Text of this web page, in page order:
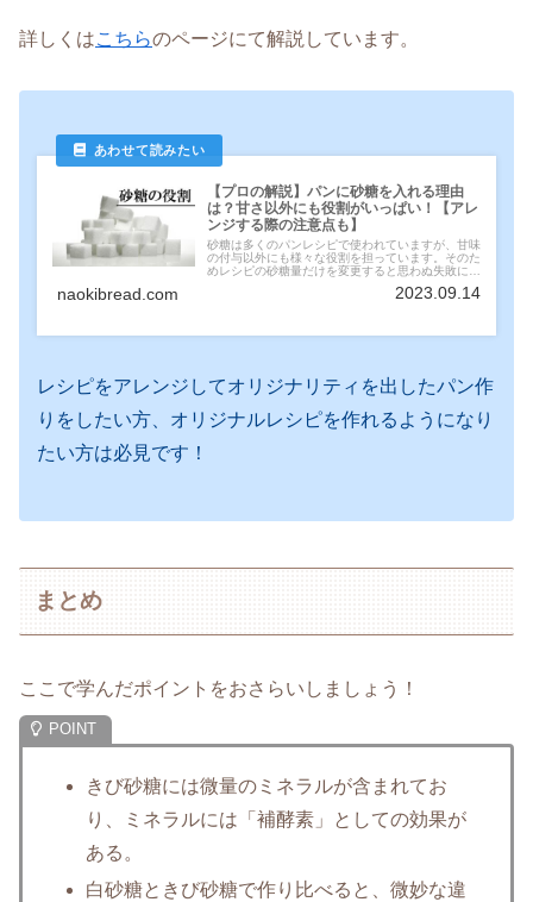
詳しくはこちらのページにて解説しています。
【プロの解説】パンに砂糖を入れる理由
は？甘さ以外にも役割がいっぱい！【アレ
ンジする際の注意点も】
砂糖は多くのパンレシピで使われていますが、甘味
の付与以外にも様々な役割を担っています。そのた
めレシピの砂糖量だけを変更すると思わぬ失敗に見
舞われることも…パン作りにおける砂糖の役割とレ
シピ調整のポイントについて解説します。
naokibread.com 2023.09.14
レシピをアレンジしてオリジナリティを出したパン作
りをしたい方、オリジナルレシピを作れるようになり
たい方は必見です！
まとめ
ここで学んだポイントをおさらいしましょう！
きび砂糖には微量のミネラルが含まれてお
り、ミネラルには「補酵素」としての効果が
ある。
白砂糖ときび砂糖で作り比べると、微妙な違